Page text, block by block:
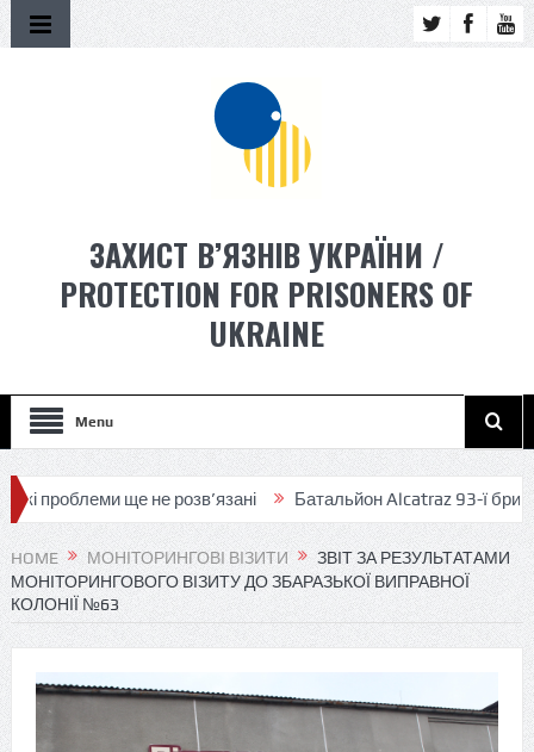
ЗАХИСТ В’ЯЗНІВ УКРАЇНИ /
PROTECTION FOR PRISONERS OF
UKRAINE
Menu
ще не розв’язані Батальйон Alcatraz 93-ї бригади розширює
HOME МОНІТОРИНГОВІ ВІЗИТИ
ЗВІТ ЗА РЕЗУЛЬТАТАМИ
МОНІТОРИНГОВОГО ВІЗИТУ ДО ЗБАРАЗЬКОЇ ВИПРАВНОЇ
КОЛОНІЇ №63